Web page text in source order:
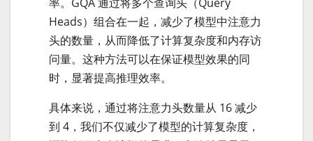
Heads）组合在一起，减少了模型中注意力
头的数量，从而降低了计算复杂度和内存访
问量。这种方法可以在保证模型效果的同
时，显著提高推理效率。
具体来说，通过将注意力头数量从 16 减少
到 4，我们不仅减少了模型的计算复杂度，